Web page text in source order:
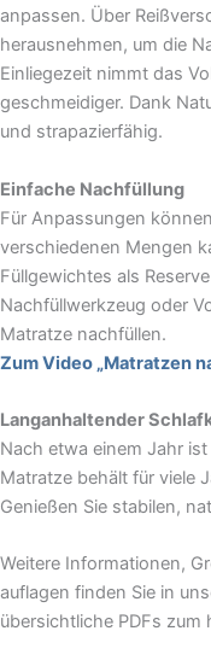
anpassen. Über
herausnehmen, um die
Einliegezeit nimmt das
geschmeidiger. Dank
und strapazierfähig.
Einfache Nachfüllung
Für Anpassungen
verschiedenen Mengen
Füllgewichtes als
Nachfüllwerkzeug oder
Matratze nachfüllen.
Zum Video „Matratzen
Langanhaltender
Nach etwa einem Jahr
Matratze behält für viele
Genießen Sie stabilen,
Weitere Informationen,
auflagen finden Sie in
übersichtliche PDFs zum